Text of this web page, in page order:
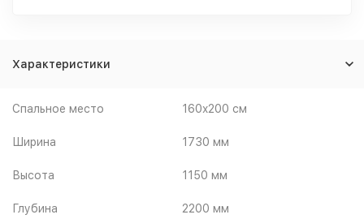
Характеристики
Спальное место 160x200 см
Ширина 1730 мм
Высота 1150 мм
Глубина 2200 мм